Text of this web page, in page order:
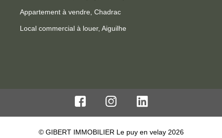
Appartement à vendre, Chadrac
Local commercial à louer, Aiguilhe
© GIBERT IMMOBILIER Le puy en velay 2026